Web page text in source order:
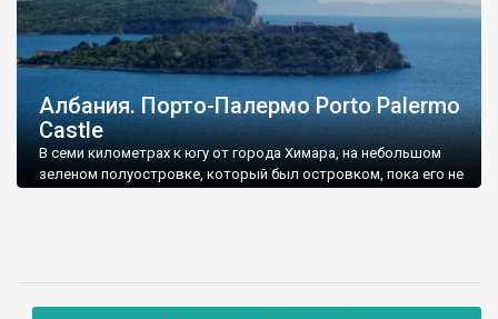
Албания. Порто-Палермо Porto Palermo
Castle
В семи километрах к югу от города Химара, на небольшом
зеленом полуостровке, который был островком, пока его не